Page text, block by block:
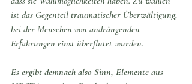
ist das Gegenteil traumatischer Überwältigung,
bei der Menschen von andrängenden
Erfahrungen einst überflutet wurden.
Es ergibt demnach also Sinn, Elemente aus